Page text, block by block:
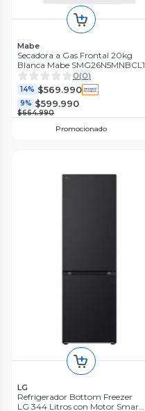
Mabe
Secadora a Gas Frontal 20kg
Blanca Mabe SMG26N5MNBCL1
0(0)
14% $569.990
9% $599.990
$664.990
Promocionado
LG
Refrigerador Bottom Freezer
LG 344 Litros con Motor Smart